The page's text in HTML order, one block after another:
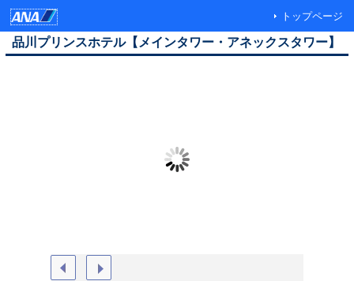
トップページ
品川プリンスホテル【メインタワー・アネックスタワー】